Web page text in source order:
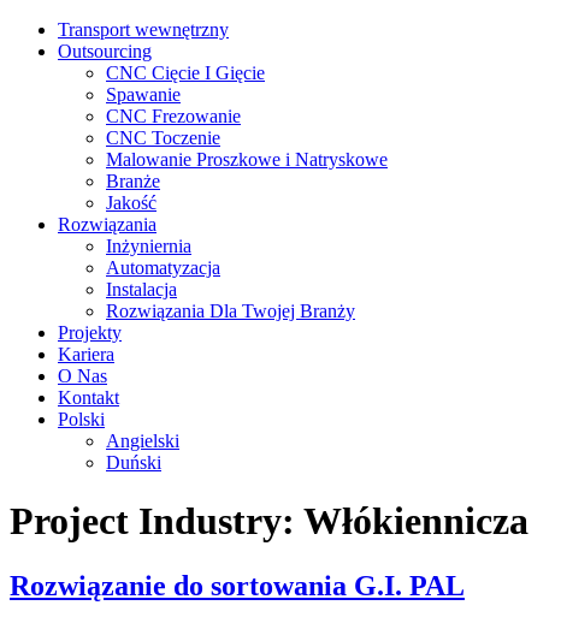
Transport wewnętrzny
Outsourcing
CNC Cięcie I Gięcie
Spawanie
CNC Frezowanie
CNC Toczenie
Malowanie Proszkowe i Natryskowe
Branże
Jakość
Rozwiązania
Inżyniernia
Automatyzacja
Instalacja
Rozwiązania Dla Twojej Branży
Projekty
Kariera
O Nas
Kontakt
Polski
Angielski
Duński
Project Industry: Włókiennicza
Rozwiązanie do sortowania G.I. PAL